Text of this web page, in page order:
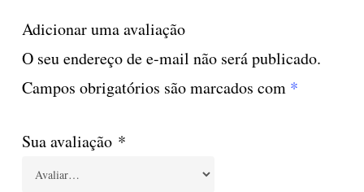
Adicionar uma avaliação
O seu endereço de e-mail não será publicado.
Campos obrigatórios são marcados com *
Sua avaliação *